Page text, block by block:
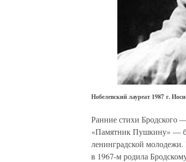
Нобелевский лауреат 1987 г.
Ранние стихи Бродского
«Памятник Пушкину» —
ленинградской
в 1967-м родила